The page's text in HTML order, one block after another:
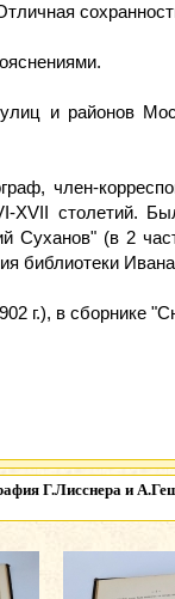
и районов
член-
XVII столетий.
Суханов" (в 2
библиотеки
г.), в сборнике
Г.Лисснера и